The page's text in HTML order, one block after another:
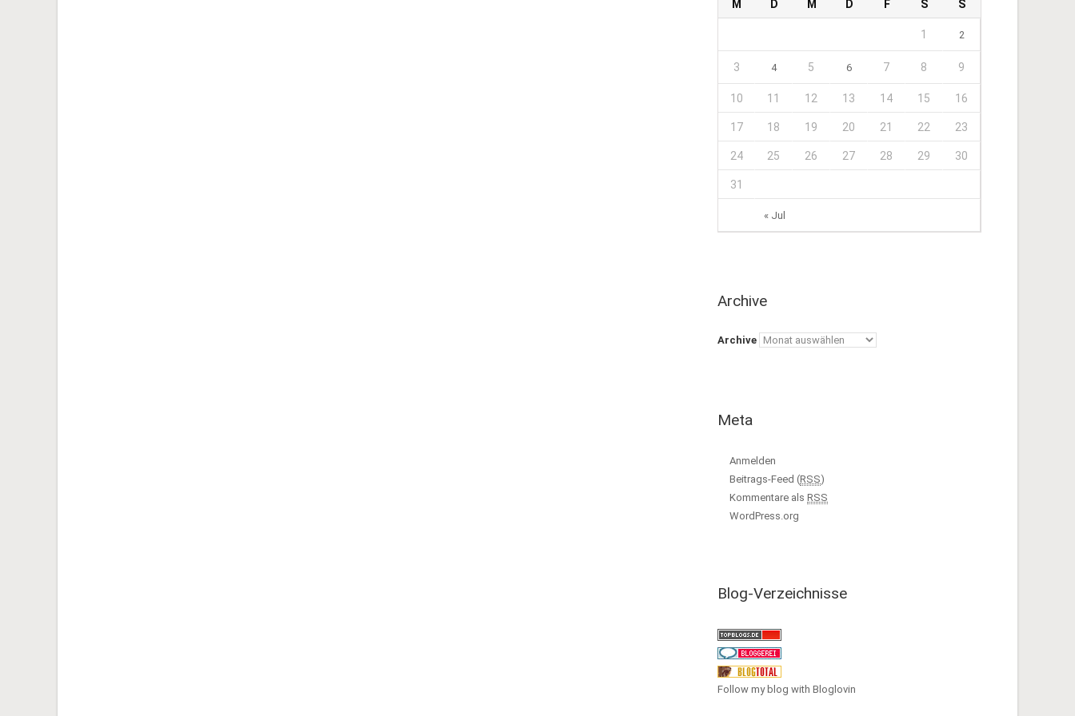
M D M D F S S
« Jul
1 2
3 4 5 6 7 8 9
10 11 12 13 14 15 16
17 18 19 20 21 22 23
24 25 26 27 28 29 30
31
Archive
Archive
Meta
Anmelden
Beitrags-Feed (RSS)
Kommentare als RSS
WordPress.org
Blog-Verzeichnisse
Follow my blog with Bloglovin